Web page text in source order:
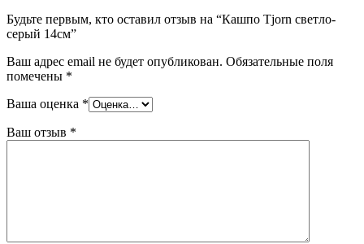
Будьте первым, кто оставил отзыв на “Кашпо Tjorn светло-
серый 14см”
Ваш адрес email не будет опубликован. Обязательные поля
помечены *
Ваша оценка *
Ваш отзыв *